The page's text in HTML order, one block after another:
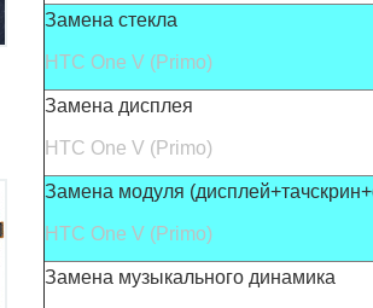
Замена стекла
HTC One V (Primo)
Замена дисплея
HTC One V (Primo)
Замена модуля
HTC One V (Primo)
Замена музыкального динамика